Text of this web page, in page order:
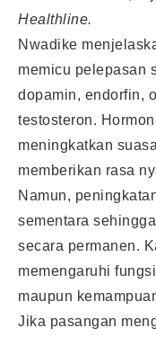
Healthline.
Nwadike
memicu pelepasan
dopamin, endorfin,
testosteron.
meningkatkan
memberikan rasa
Namun,
sementara
secara permanen.
memengaruhi
maupun
Jika pasangan